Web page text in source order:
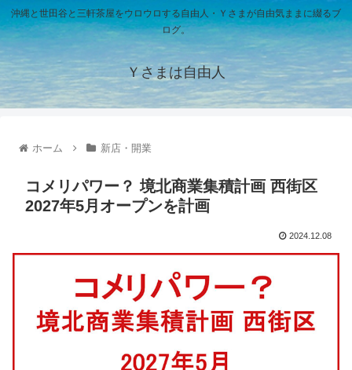
沖縄と世田谷と三軒茶屋をウロウロする自由人・Ｙさまが自由気ままに綴るブ
ログ。
Ｙさまは自由人
ホーム 新店・開業
コメリパワー？ 境北商業集積計画 西街区
2027年5月オープンを計画
2024.12.08